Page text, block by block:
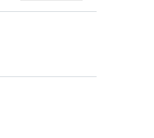
Wyślij